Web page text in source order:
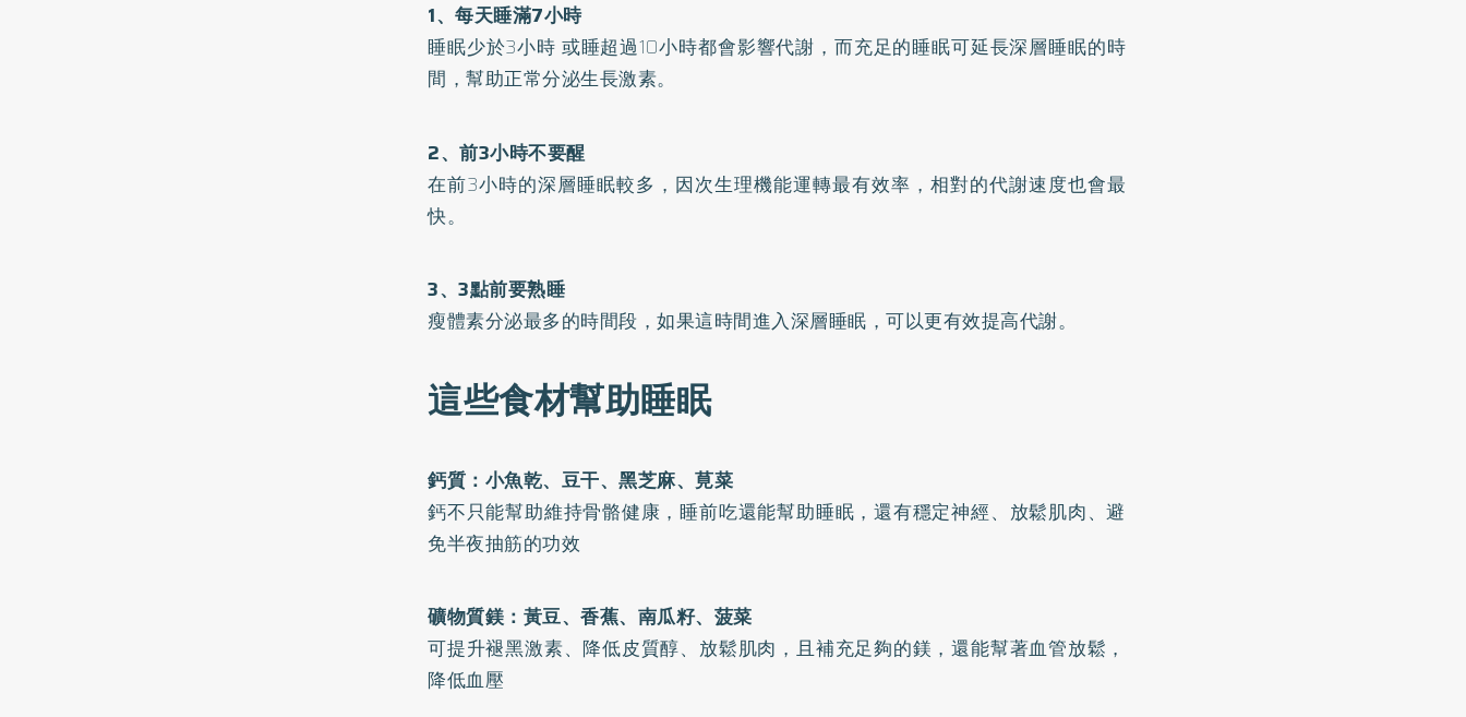
1、每天睡滿7小時
睡眠少於3小時 或睡超過10小時都會影響代謝，而充足的睡眠可延長深層睡眠的時
間，幫助正常分泌生長激素。
2、前3小時不要醒
在前3小時的深層睡眠較多，因次生理機能運轉最有效率，相對的代謝速度也會最
快。
3、3點前要熟睡
瘦體素分泌最多的時間段，如果這時間進入深層睡眠，可以更有效提高代謝。
這些食材幫助睡眠
鈣質：小魚乾、豆干、黑芝麻、莧菜
鈣不只能幫助維持骨骼健康，睡前吃還能幫助睡眠，還有穩定神經、放鬆肌肉、避
免半夜抽筋的功效
礦物質鎂：黃豆、香蕉、南瓜籽、菠菜
可提升褪黑激素、降低皮質醇、放鬆肌肉，且補充足夠的鎂，還能幫著血管放鬆，
降低血壓